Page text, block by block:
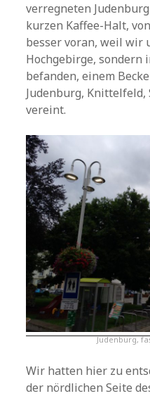
verregneten
kurzen Kaffee-Halt,
besser voran, weil wir
Hochgebirge, sondern
befanden, einem
Judenburg,
vereint.
Judenburg,
Wir hatten hier zu
der nördlichen Seite